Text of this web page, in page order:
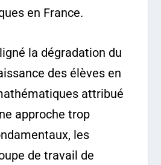
en France.
la dégradation du
des élèves en
attribué
approche trop
les
de travail de